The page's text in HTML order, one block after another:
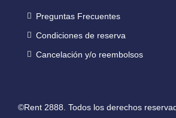
Preguntas Frecuentes
Condiciones de reserva
Cancelación y/o reembolsos
©Rent 2888. Todos los derechos